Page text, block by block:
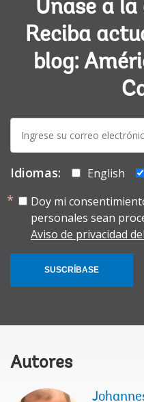
Únase a
Reciba
blog:
mail:
Idiomas: English
Doy mi
personales sean
Aviso de privacidad
SUSCRÍBASE
Autores